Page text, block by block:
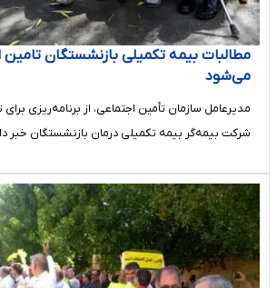
مطالبات بیمه تکمیلی بازنشستگان
می‌شود
مدیرعامل سازمان تأمین اجتماعی، از برنامه‌ریزی
شرکت بیمه‌گر بیمه تکمیلی درمان بازنشستگان خبر